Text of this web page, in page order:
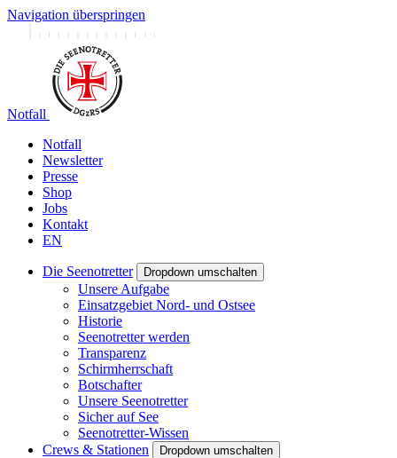
Navigation überspringen
Notfall
Notfall
Newsletter
Presse
Shop
Jobs
Kontakt
EN
Die Seenotretter Dropdown umschalten
Unsere Aufgabe
Einsatzgebiet Nord- und Ostsee
Historie
Seenotretter werden
Transparenz
Schirmherrschaft
Botschafter
Unsere Seenotretter
Sicher auf See
Seenotretter-Wissen
Crews & Stationen
Dropdown umschalten